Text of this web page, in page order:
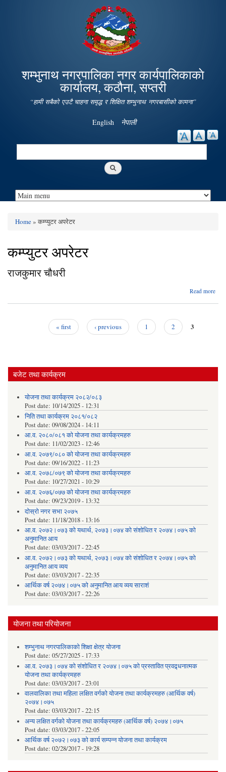
Skip to
main
content
शम्भुनाथ नगरपालिका नगर कार्यपालिकाकाे
कार्यालय, कठौना, सप्तरी
“हामी सबैको एउटै चाहना समृद्ध र शिक्षित शम्भुनाथ नगरबासीको कामना”
English नेपाली
Search
You are here
Home» कम्प्युटर अपरेटर
कम्प्युटर अपरेटर
राजकुमार चौधरी
Read more
« first ‹ previous 1 2 3
बजेट तथा कार्यक्रम
योजना तथा कार्यक्रम २०८२/०८३
Post date: 10/14/2025 - 12:31
निति तथा कार्यक्रम २०८१/०८२
Post date: 09/08/2024 - 14:11
आ.व. २०८०/०८१ को योजना तथा कार्यक्रमहरु
Post date: 11/02/2023 - 12:46
आ.व. २०७९/०८० को योजना तथा कार्यक्रमहरु
Post date: 09/16/2022 - 11:23
आ.व. २०७८/०७९ को योजना तथा कार्यक्रमहरु
Post date: 10/27/2021 - 10:29
आ.व. २०७६/०७७ को योजना तथा कार्यक्रमहरु
Post date: 09/23/2019 - 13:32
दोस्रो नगर सभा २०७५
Post date: 11/18/2018 - 13:16
आ.व. २०७२।०७३ को यथार्थ, २०७३।०७४ को संशोधित र २०७४।०७५ को
अनुमानित आय
Post date: 03/03/2017 - 22:45
आ.व. २०७२।०७३ को यथार्थ, २०७३।०७४ को संशोधित र २०७४।०७५ को
अनुमानित आय व्यय
Post date: 03/03/2017 - 22:35
आर्थिक वर्ष २०७४।०७५ को अनुमानित आय व्यय साराशं
Post date: 03/03/2017 - 22:26
योजना तथा परियोजना
शम्भुनाथ नगरपालिकाको शिक्षा क्षेत्र योजना
Post date: 05/27/2025 - 17:33
आ.व. २०७३।०७४ को संशोधित र २०७४।०७५ को प्रस्तावित प्रवद्र्धनात्मक
योजना तथा कार्यक्रमहरु
Post date: 03/03/2017 - 23:01
वालवालिका तथा महिला लक्षित वर्गको योजना तथा कार्यक्रमहरु (आर्थिक वर्ष)
२०७४।०७५
Post date: 03/03/2017 - 22:15
अन्य लक्षित वर्गको योजना तथा कार्यक्रमहरु (आर्थिक वर्ष) २०७४।०७५
Post date: 03/03/2017 - 22:05
आर्थिक वर्ष २०७२।०७३ को कार्य सम्पन्न योजना तथा कार्यक्रम
Post date: 02/28/2017 - 19:28